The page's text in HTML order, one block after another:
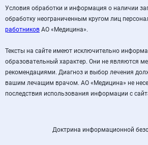
Условия обработки и информация о наличии
обработку неограниченным кругом лиц
работников АО «Медицина».
Тексты на сайте имеют исключительно
образовательный характер. Они не являются
рекомендациями. Диагноз и выбор лечения
вашим лечащим врачом. АО «Медицина» не
последствия использования информации с
Доктрина информационной